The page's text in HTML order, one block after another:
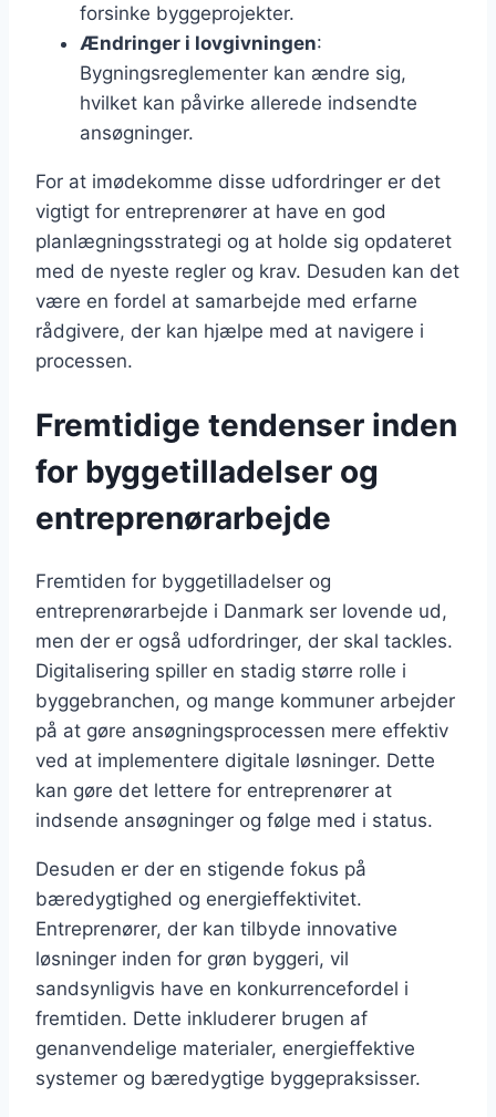
forsinke byggeprojekter.
Ændringer i lovgivningen:
Bygningsreglementer kan ændre sig,
hvilket kan påvirke allerede indsendte
ansøgninger.
For at imødekomme disse udfordringer er det
vigtigt for entreprenører at have en god
planlægningsstrategi og at holde sig opdateret
med de nyeste regler og krav. Desuden kan det
være en fordel at samarbejde med erfarne
rådgivere, der kan hjælpe med at navigere i
processen.
Fremtidige tendenser inden
for byggetilladelser og
entreprenørarbejde
Fremtiden for byggetilladelser og
entreprenørarbejde i Danmark ser lovende ud,
men der er også udfordringer, der skal tackles.
Digitalisering spiller en stadig større rolle i
byggebranchen, og mange kommuner arbejder
på at gøre ansøgningsprocessen mere effektiv
ved at implementere digitale løsninger. Dette
kan gøre det lettere for entreprenører at
indsende ansøgninger og følge med i status.
Desuden er der en stigende fokus på
bæredygtighed og energieffektivitet.
Entreprenører, der kan tilbyde innovative
løsninger inden for grøn byggeri, vil
sandsynligvis have en konkurrencefordel i
fremtiden. Dette inkluderer brugen af
genanvendelige materialer, energieffektive
systemer og bæredygtige byggepraksisser.